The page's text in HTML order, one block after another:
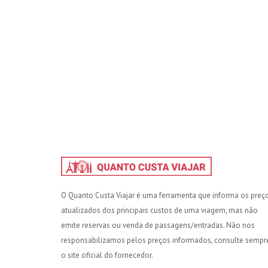
O Quanto Custa Viajar é uma ferramenta que informa os
atualizados dos principais custos de uma viagem, mas não
emite reservas ou venda de passagens/entradas. Não nos
responsabilizamos pelos preços informados, consulte
o site oficial do fornecedor.